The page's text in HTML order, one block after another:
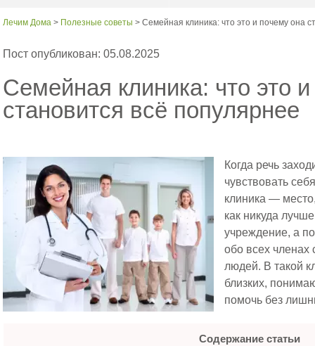
Лечим Дома > Полезные советы >Семейная клиника: что это и почему она
Пост опубликован: 05.08.2025
Семейная клиника: что это
становится всё популярнее
Когда речь
чувствовать
клиника —
как никуда
учреждение, а
обо всех
людей. В такой
близких,
помочь без
Содержание статьи